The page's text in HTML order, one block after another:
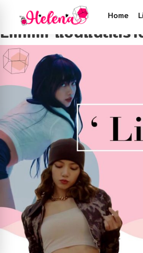
Home
Tag:เคป๊อบ
Lilifilm แชนแนลสร้า